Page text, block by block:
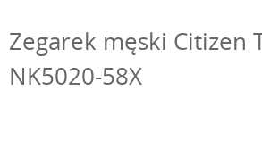
Zegarek męski Citizen
NK5020-58X